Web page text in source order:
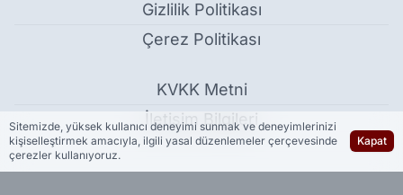
Gizlilik Politikası
Çerez Politikası
KVKK Metni
İletişim Bilgileri
Sitemizde, yüksek kullanıcı deneyimi sunmak ve deneyimlerinizi
kişiselleştirmek amacıyla, ilgili yasal düzenlemeler çerçevesinde
çerezler kullanıyoruz.
Kapat